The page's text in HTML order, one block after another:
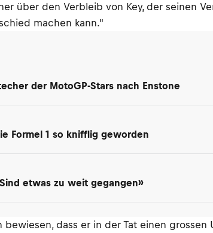
über den Verbleib von Key, der seinen
machen kann."
der MotoGP-Stars nach Enstone
Formel 1 so knifflig geworden
etwas zu weit gegangen»
bewiesen, dass er in der Tat einen